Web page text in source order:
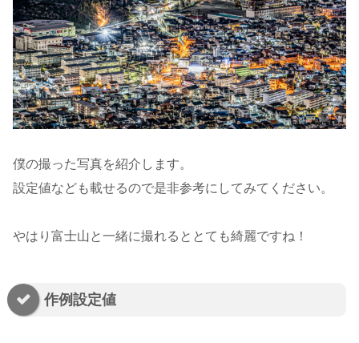
僕の撮った写真を紹介します。
設定値なども載せるので是非参考にしてみてください。
やはり富士山と一緒に撮れるととても綺麗ですね！
作例設定値